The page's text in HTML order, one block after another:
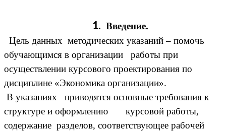
1. Введение.
Цель данных методических указаний – помочь
обучающимся в организации работы при
осуществлении курсового проектирования по
дисциплине «Экономика организации».
В указаниях приводятся основные требования к
структуре и оформлению курсовой работы,
содержание разделов, соответствующее рабочей